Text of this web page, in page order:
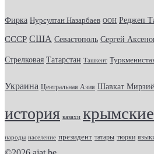
Фирка Нурсултан Назарбаев ООН Реджеп
СССР США Севастополь Сергей
Стрелковая Татарстан Ташкент
Украина Центральная Азия Шавкат
история казахи
народы население президент татары тюрки